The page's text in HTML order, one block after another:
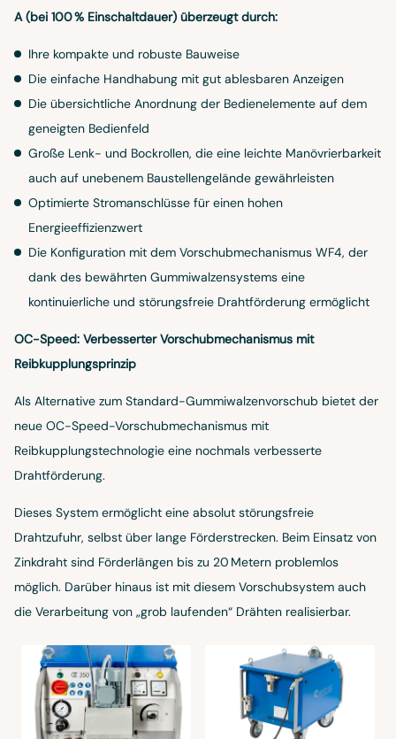
A (bei 100 % Einschaltdauer) überzeugt durch:
Ihre kompakte und robuste Bauweise
Die einfache Handhabung mit gut ablesbaren Anzeigen
Die übersichtliche Anordnung der Bedienelemente auf dem
geneigten Bedienfeld
Große Lenk- und Bockrollen, die eine leichte Manövrierbarkeit
auch auf unebenem Baustellengelände gewährleisten
Optimierte Stromanschlüsse für einen hohen
Energieeffizienzwert
Die Konfiguration mit dem Vorschubmechanismus WF4, der
dank des bewährten Gummiwalzensystems eine
kontinuierliche und störungsfreie Drahtförderung ermöglicht
OC-Speed: Verbesserter Vorschubmechanismus mit
Reibkupplungsprinzip
Als Alternative zum Standard-Gummiwalzenvorschub bietet der
neue OC-Speed-Vorschubmechanismus mit
Reibkupplungstechnologie eine nochmals verbesserte
Drahtförderung.
Dieses System ermöglicht eine absolut störungsfreie
Drahtzufuhr, selbst über lange Förderstrecken. Beim Einsatz von
Zinkdraht sind Förderlängen bis zu 20 Metern problemlos
möglich. Darüber hinaus ist mit diesem Vorschubsystem auch
die Verarbeitung von „grob laufenden“ Drähten realisierbar.